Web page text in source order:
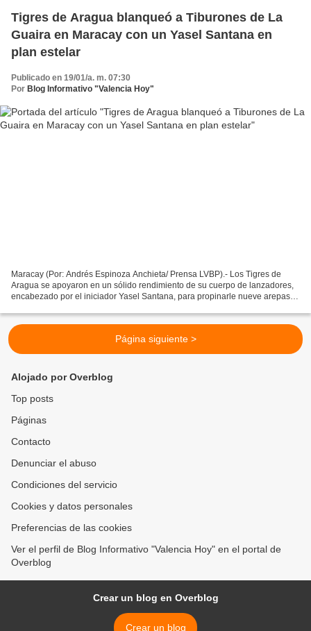
Tigres de Aragua blanqueó a Tiburones de La
Guaira en Maracay con un Yasel Santana en
plan estelar
Publicado en 19/01/a. m. 07:30
Por Blog Informativo "Valencia Hoy"
Maracay (Por: Andrés Espinoza Anchieta/ Prensa LVBP).- Los Tigres de
Aragua se apoyaron en un sólido rendimiento de su cuerpo de lanzadores,
encabezado por el iniciador Yasel Santana, para propinarle nueve arepas a
Página siguiente >
Alojado por Overblog
Top posts
Páginas
Contacto
Denunciar el abuso
Condiciones del servicio
Cookies y datos personales
Preferencias de las cookies
Ver el perfil de Blog Informativo "Valencia Hoy" en el portal de
Overblog
Crear un blog en Overblog
Crear un blog